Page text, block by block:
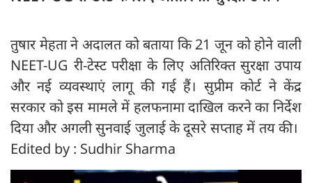
तुषार मेहता ने अदालत को बताया कि 21 जून को होने वाली
NEET-UG री-टेस्ट परीक्षा के लिए अतिरिक्त सुरक्षा उपाय
और नई व्यवस्थाएं लागू की गई हैं। सुप्रीम कोर्ट ने केंद्र
सरकार को इस मामले में हलफनामा दाखिल करने का निर्देश
दिया और अगली सुनवाई जुलाई के दूसरे सप्ताह में तय की।
Edited by : Sudhir Sharma